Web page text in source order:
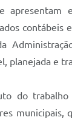
apresentam
contábeis
planejada e
do trabalho
municipais,